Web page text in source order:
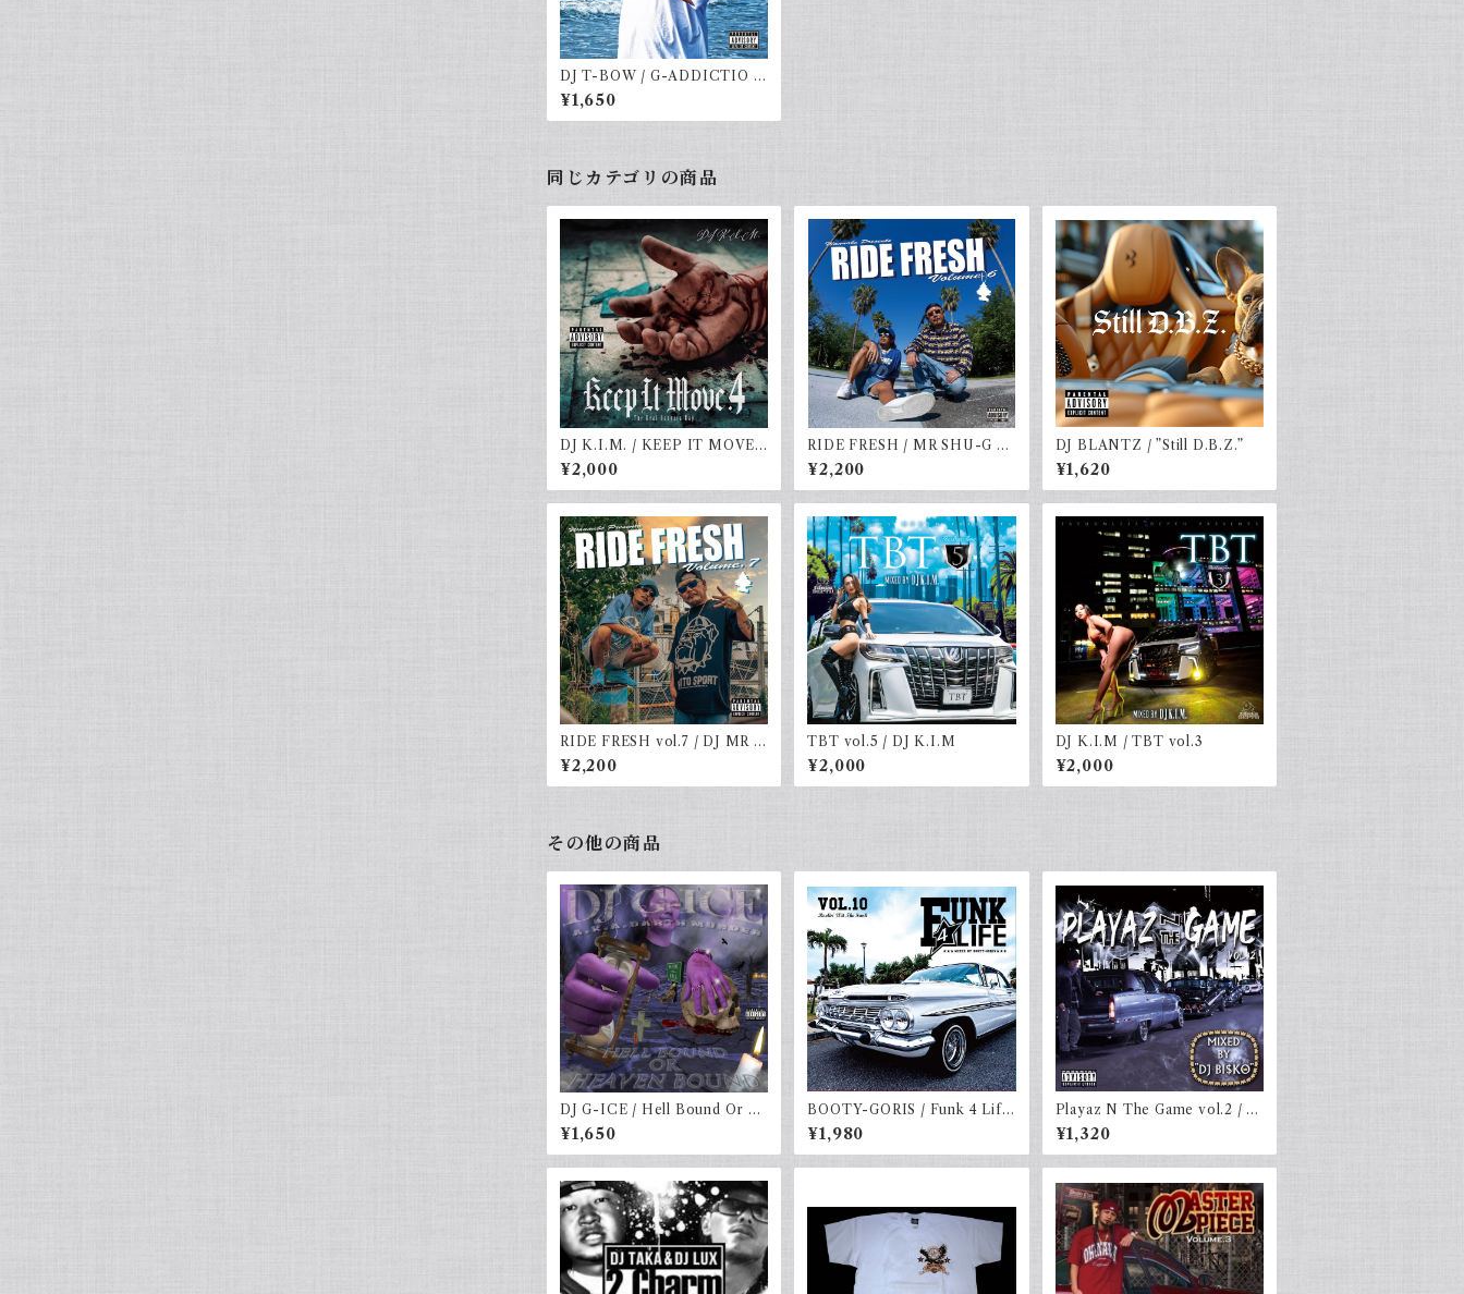
DJ T-BOW / G-ADDICTIO v
ol.4
¥1,650
同じカテゴリの商品
DJ K.I.M. / KEEP IT MOVE v
ol.4
¥2,000
RIDE FRESH / MR SHU-G &
DJ☆GO
¥2,200
DJ BLANTZ / ”Still D.B.Z.”
¥1,620
RIDE FRESH vol.7 / DJ MR S
HU-G & DJ☆GO
¥2,200
TBT vol.5 / DJ K.I.M
¥2,000
DJ K.I.M / TBT vol.3
¥2,000
その他の商品
DJ G-ICE / Hell Bound Or H
eaven Bound
¥1,650
BOOTY-GORIS / Funk 4 Life
vol.10 (2MIXCD)
¥1,980
Playaz N The Game vol.2 / D
J BI$KO
¥1,320